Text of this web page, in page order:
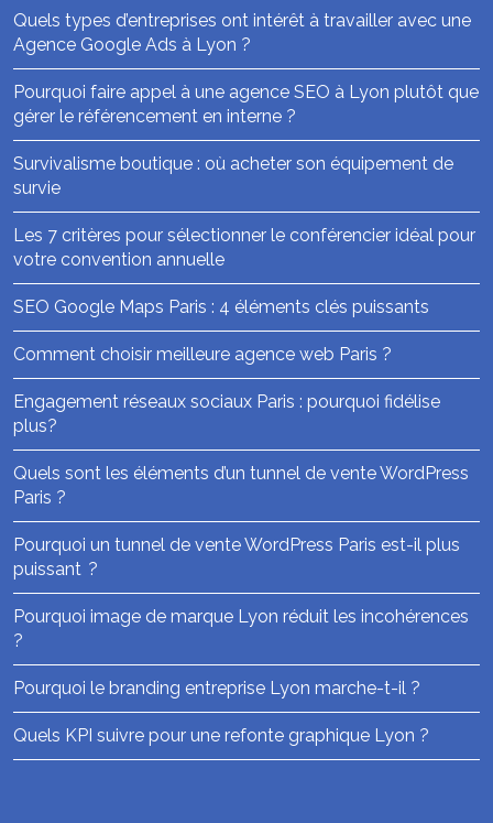
Quels types d’entreprises ont intérêt à travailler avec une
Agence Google Ads à Lyon ?
Pourquoi faire appel à une agence SEO à Lyon plutôt que
gérer le référencement en interne ?
Survivalisme boutique : où acheter son équipement de
survie
Les 7 critères pour sélectionner le conférencier idéal pour
votre convention annuelle
SEO Google Maps Paris : 4 éléments clés puissants
Comment choisir meilleure agence web Paris ?
Engagement réseaux sociaux Paris : pourquoi fidélise
plus?
Quels sont les éléments d’un tunnel de vente WordPress
Paris ?
Pourquoi un tunnel de vente WordPress Paris est-il plus
puissant ?
Pourquoi image de marque Lyon réduit les incohérences
?
Pourquoi le branding entreprise Lyon marche-t-il ?
Quels KPI suivre pour une refonte graphique Lyon ?